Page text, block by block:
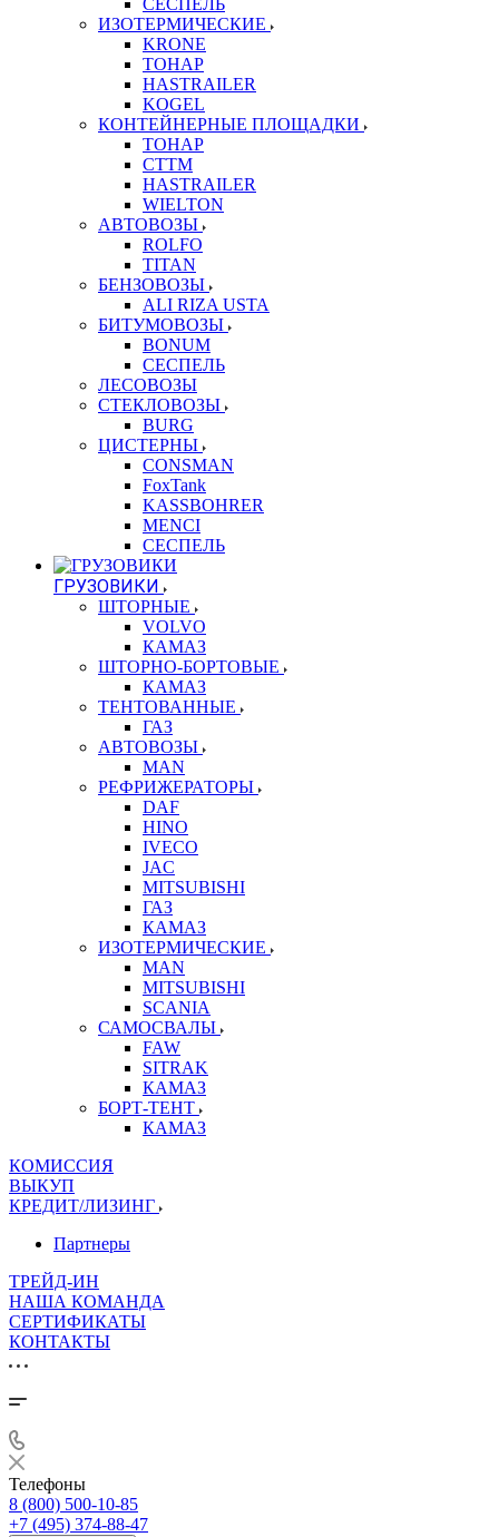
СЕСПЕЛЬ
ИЗОТЕРМИЧЕСКИЕ
KRONE
ТОНАР
HASTRAILER
KOGEL
КОНТЕЙНЕРНЫЕ ПЛОЩАДКИ
ТОНАР
CTTM
HASTRAILER
WIELTON
АВТОВОЗЫ
ROLFO
TITAN
БЕНЗОВОЗЫ
ALI RIZA USTA
БИТУМОВОЗЫ
BONUM
СЕСПЕЛЬ
ЛЕСОВОЗЫ
СТЕКЛОВОЗЫ
BURG
ЦИСТЕРНЫ
CONSMAN
FoxTank
KASSBOHRER
MENCI
СЕСПЕЛЬ
ГРУЗОВИКИ
ШТОРНЫЕ
VOLVO
КАМАЗ
ШТОРНО-БОРТОВЫЕ
КАМАЗ
ТЕНТОВАННЫЕ
ГАЗ
АВТОВОЗЫ
MAN
РЕФРИЖЕРАТОРЫ
DAF
HINO
IVECO
JAC
MITSUBISHI
ГАЗ
КАМАЗ
ИЗОТЕРМИЧЕСКИЕ
MAN
MITSUBISHI
SCANIA
САМОСВАЛЫ
FAW
SITRAK
КАМАЗ
БОРТ-ТЕНТ
КАМАЗ
КОМИССИЯ
ВЫКУП
КРЕДИТ/ЛИЗИНГ
Партнеры
ТРЕЙД-ИН
НАША КОМАНДА
СЕРТИФИКАТЫ
КОНТАКТЫ
Телефоны
8 (800) 500-10-85
+7 (495) 374-88-47